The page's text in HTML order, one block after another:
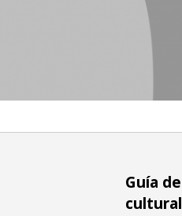
Guía
cultural